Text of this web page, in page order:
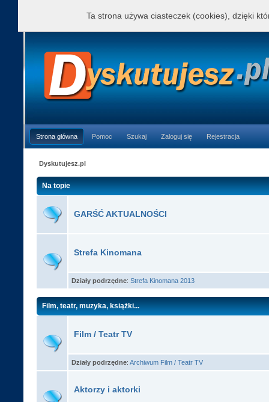
Strona główna Pomoc Szukaj Zaloguj się Rejestracja
Dyskutujesz.pl
Na topie
GARŚĆ AKTUALNOŚCI
Strefa Kinomana
Działy podrzędne:Strefa Kinomana 2013
Film, teatr, muzyka, książki...
Film / Teatr TV
Działy podrzędne:Archiwum Film / Teatr TV
Aktorzy i aktorki
Ta strona używa ciasteczek (cookies), dzięki